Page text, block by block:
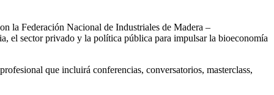
la Federación Nacional de Industriales de Madera –
el sector privado y la política pública para impulsar la bioeconomía
que incluirá conferencias, conversatorios, masterclass,